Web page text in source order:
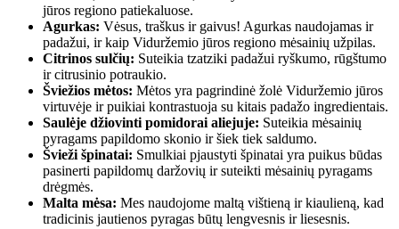
jūros regiono patiekaluose.
Agurkas: Vėsus, traškus ir gaivus! Agurkas naudojamas ir
padažui, ir kaip Viduržemio jūros regiono mėsainių užpilas.
Citrinos sulčių: Suteikia tzatziki padažui ryškumo, rūgštumo
ir citrusinio potraukio.
Šviežios mėtos: Mėtos yra pagrindinė žolė Viduržemio jūros
virtuvėje ir puikiai kontrastuoja su kitais padažo ingredientais.
Saulėje džiovinti pomidorai aliejuje: Suteikia mėsainių
pyragams papildomo skonio ir šiek tiek saldumo.
Švieži špinatai: Smulkiai pjaustyti špinatai yra puikus būdas
pasinerti papildomų daržovių ir suteikti mėsainių pyragams
drėgmės.
Malta mėsa: Mes naudojome maltą vištieną ir kiaulieną, kad
tradicinis jautienos pyragas būtų lengvesnis ir liesesnis.